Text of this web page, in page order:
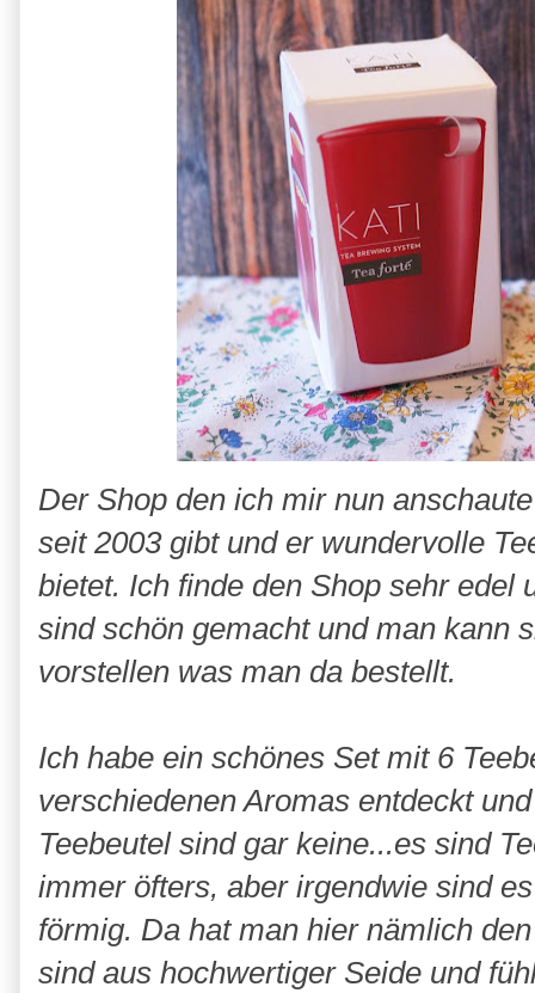
Der Shop den ich mir nun
seit 2003 gibt und er wundervolle
bietet. Ich finde den Shop sehr edel
sind schön gemacht und man kann
vorstellen was man da bestellt.
Ich habe ein schönes Set mit 6
verschiedenen Aromas entdeckt
Teebeutel sind gar keine...es sind
immer öfters, aber irgendwie sind
förmig. Da hat man hier nämlich
sind aus hochwertiger Seide und